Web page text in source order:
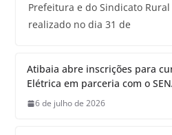
Prefeitura e do Sindicato
realizado no dia 31 de
Atibaia abre inscrições para
Elétrica em parceria com o
6 de julho de 2026